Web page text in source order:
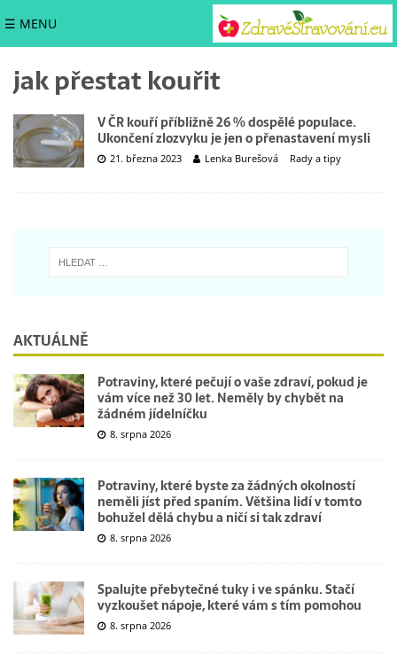
☰ MENU
jak přestat kouřit
V ČR kouří příbližně 26 % dospělé populace.
Ukončení zlozvyku je jen o přenastavení mysli
21. března 2023 Lenka Burešová Rady a tipy
AKTUÁLNĚ
Potraviny, které pečují o vaše zdraví, pokud je
vám více než 30 let. Neměly by chybět na
žádném jídelníčku
8. srpna 2026
Potraviny, které byste za žádných okolností
neměli jíst před spaním. Většina lidí v tomto
bohužel dělá chybu a ničí si tak zdraví
8. srpna 2026
Spalujte přebytečné tuky i ve spánku. Stačí
vyzkoušet nápoje, které vám s tím pomohou
8. srpna 2026